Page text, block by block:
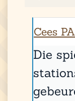
Cees
Die